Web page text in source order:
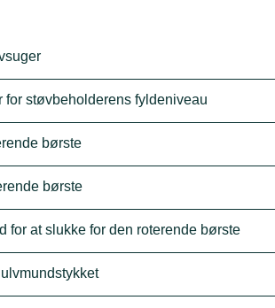
for støvbeholderens fyldeniveau
børste
børste
for at slukke for den roterende børste